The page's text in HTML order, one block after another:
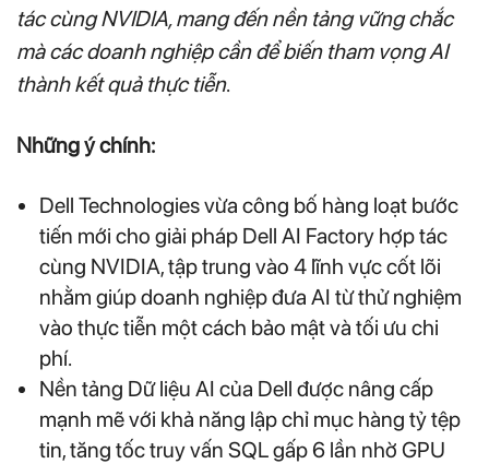
tác cùng NVIDIA, mang đến nền tảng vững chắc
mà các doanh nghiệp cần để biến tham vọng AI
thành kết quả thực tiễn.
Những ý chính:
Dell Technologies vừa công bố hàng loạt bước
tiến mới cho giải pháp Dell AI Factory hợp tác
cùng NVIDIA, tập trung vào 4 lĩnh vực cốt lõi
nhằm giúp doanh nghiệp đưa AI từ thử nghiệm
vào thực tiễn một cách bảo mật và tối ưu chi
phí.
Nền tảng Dữ liệu AI của Dell được nâng cấp
mạnh mẽ với khả năng lập chỉ mục hàng tỷ tệp
tin, tăng tốc truy vấn SQL gấp 6 lần nhờ GPU